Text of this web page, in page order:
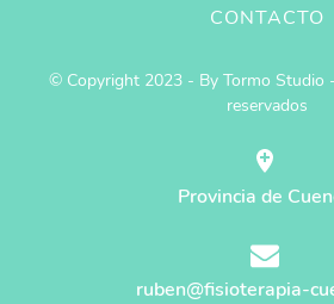
CONTACTO
© Copyright 2023 - By Tormo Studio
reservados
Provincia de
ruben@fisioterapia-